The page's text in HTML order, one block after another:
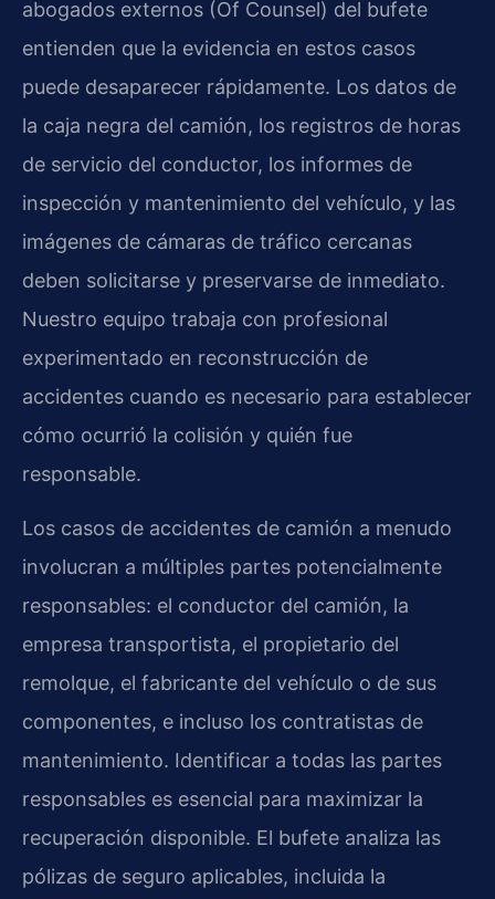
abogados externos (Of Counsel) del bufete
entienden que la evidencia en estos casos
puede desaparecer rápidamente. Los datos de
la caja negra del camión, los registros de horas
de servicio del conductor, los informes de
inspección y mantenimiento del vehículo, y las
imágenes de cámaras de tráfico cercanas
deben solicitarse y preservarse de inmediato.
Nuestro equipo trabaja con profesional
experimentado en reconstrucción de
accidentes cuando es necesario para establecer
cómo ocurrió la colisión y quién fue
responsable.
Los casos de accidentes de camión a menudo
involucran a múltiples partes potencialmente
responsables: el conductor del camión, la
empresa transportista, el propietario del
remolque, el fabricante del vehículo o de sus
componentes, e incluso los contratistas de
mantenimiento. Identificar a todas las partes
responsables es esencial para maximizar la
recuperación disponible. El bufete analiza las
pólizas de seguro aplicables, incluida la